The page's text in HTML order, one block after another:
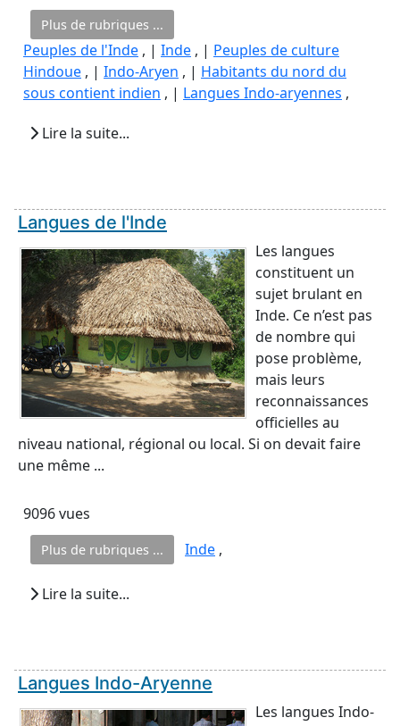
Plus de rubriques ...
Peuples de l'Inde , | Inde , | Peuples de culture
Hindoue , | Indo-Aryen , | Habitants du nord du
sous contient indien , | Langues Indo-aryennes ,
Lire la suite...
Langues de l'Inde
Les langues
constituent un
sujet brulant en
Inde. Ce n’est pas
de nombre qui
pose problème,
mais leurs
reconnaissances
officielles au
niveau national, régional ou local. Si on devait faire
une même ...
9096 vues
Plus de rubriques ... Inde ,
Lire la suite...
Langues Indo-Aryenne
Les langues Indo-